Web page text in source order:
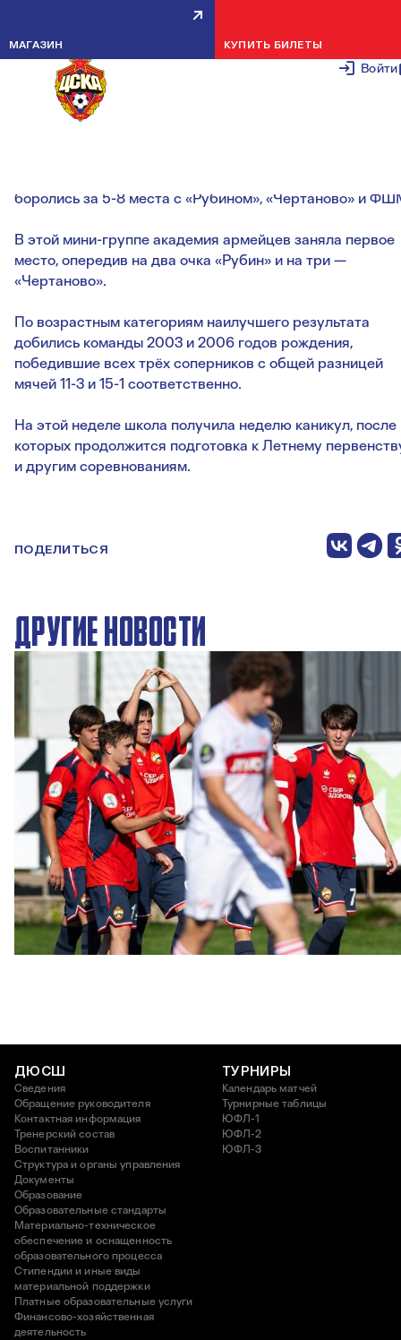
Войти
МАГАЗИН КУПИТЬ БИЛЕТЫ
ИТОГИ ЗИМНЕГО ПЕРВЕНСТВА
МОСКВЫ
боролись за 5-8 места с «Рубином», «Чертаново» и
В этой мини-группе академия армейцев заняла первое
место, опередив на два очка «Рубин» и на три —
«Чертаново».
По возрастным категориям наилучшего результата
добились команды 2003 и 2006 годов рождения,
победившие всех трёх соперников с общей разницей
мячей 11-3 и 15-1 соответственно.
На этой неделе школа получила неделю каникул, после
которых продолжится подготовка к Летнему
и другим соревнованиям.
ПОДЕЛИТЬСЯ
ДРУГИЕ НОВОСТИ
ЮФЛ: Московское дерби на «Октябре»
3 АВГУСТА 2026 14:15
ДЮСШ
Сведения
Обращение руководителя
Контактная информация
Тренерский состав
Воспитанники
Структура и органы управления
Документы
Образование
Образовательные стандарты
Материально-техническое
обеспечение и оснащенность
образовательного процесса
Стипендии и иные виды
материальной поддержки
Платные образовательные услуги
Финансово-хозяйственная
деятельность
ТУРНИРЫ
Календарь матчей
Турнирные таблицы
ЮФЛ-1
ЮФЛ-2
ЮФЛ-3